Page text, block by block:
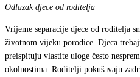
Odlazak djece od roditelja
Vrijeme separacije djece od roditelja
životnom vijeku porodice. Djeca
preispituju vlastite uloge često
okolnostima. Roditelji pokušavaju